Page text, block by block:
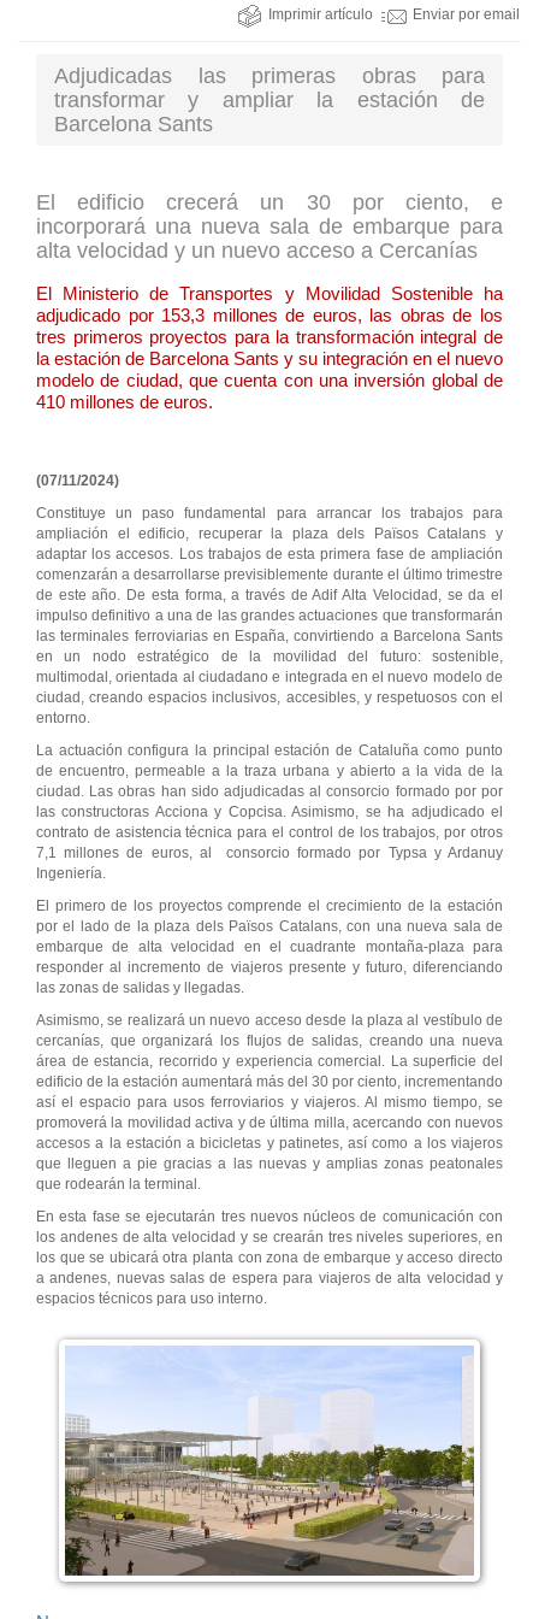
Imprimir artículo Enviar por email
Adjudicadas las primeras obras para
transformar y ampliar la estación de
Barcelona Sants
El edificio crecerá un 30 por ciento, e
incorporará una nueva sala de embarque para
alta velocidad y un nuevo acceso a Cercanías
El Ministerio de Transportes y Movilidad Sostenible ha
adjudicado por 153,3 millones de euros, las obras de los
tres primeros proyectos para la transformación integral de
la estación de Barcelona Sants y su integración en el nuevo
modelo de ciudad, que cuenta con una inversión global de
410 millones de euros.
(07/11/2024)
Constituye un paso fundamental para arrancar los trabajos para
ampliación el edificio, recuperar la plaza dels Països Catalans y
adaptar los accesos. Los trabajos de esta primera fase de ampliación
comenzarán a desarrollarse previsiblemente durante el último trimestre
de este año. De esta forma, a través de Adif Alta Velocidad, se da el
impulso definitivo a una de las grandes actuaciones que transformarán
las terminales ferroviarias en España, convirtiendo a Barcelona Sants
en un nodo estratégico de la movilidad del futuro: sostenible,
multimodal, orientada al ciudadano e integrada en el nuevo modelo de
ciudad, creando espacios inclusivos, accesibles, y respetuosos con el
entorno.
La actuación configura la principal estación de Cataluña como punto
de encuentro, permeable a la traza urbana y abierto a la vida de la
ciudad. Las obras han sido adjudicadas al consorcio formado por por
las constructoras Acciona y Copcisa. Asimismo, se ha adjudicado el
contrato de asistencia técnica para el control de los trabajos, por otros
7,1 millones de euros, al consorcio formado por Typsa y Ardanuy
Ingeniería.
El primero de los proyectos comprende el crecimiento de la estación
por el lado de la plaza dels Països Catalans, con una nueva sala de
embarque de alta velocidad en el cuadrante montaña-plaza para
responder al incremento de viajeros presente y futuro, diferenciando
las zonas de salidas y llegadas.
Asimismo, se realizará un nuevo acceso desde la plaza al vestíbulo de
cercanías, que organizará los flujos de salidas, creando una nueva
área de estancia, recorrido y experiencia comercial. La superficie del
edificio de la estación aumentará más del 30 por ciento, incrementando
así el espacio para usos ferroviarios y viajeros. Al mismo tiempo, se
promoverá la movilidad activa y de última milla, acercando con nuevos
accesos a la estación a bicicletas y patinetes, así como a los viajeros
que lleguen a pie gracias a las nuevas y amplias zonas peatonales
que rodearán la terminal.
En esta fase se ejecutarán tres nuevos núcleos de comunicación con
los andenes de alta velocidad y se crearán tres niveles superiores, en
los que se ubicará otra planta con zona de embarque y acceso directo
a andenes, nuevas salas de espera para viajeros de alta velocidad y
espacios técnicos para uso interno.